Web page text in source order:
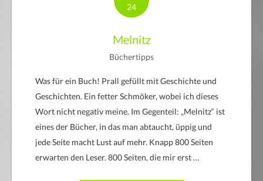
24
Melnitz
Büchertipps
Was für ein Buch! Prall gefüllt mit Geschichte und
Geschichten. Ein fetter Schmöker, wobei ich dieses
Wort nicht negativ meine. Im Gegenteil: „Melnitz“ ist
eines der Bücher, in das man abtaucht, üppig und
jede Seite macht Lust auf mehr. Knapp 800 Seiten
erwarten den Leser. 800 Seiten, die mir erst …